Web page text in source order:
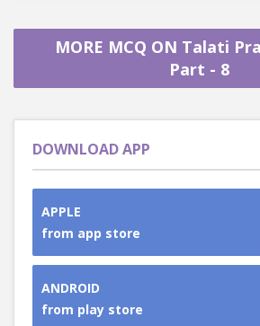
MORE MCQ ON Talati
Part - 8
DOWNLOAD APP
APPLE
from app store
ANDROID
from play store